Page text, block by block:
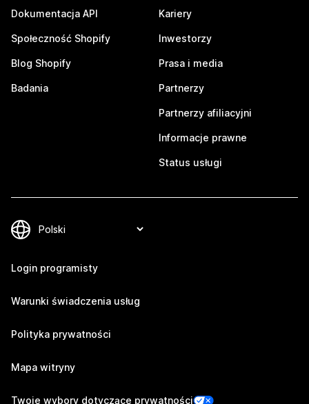
Dokumentacja API
Społeczność Shopify
Blog Shopify
Badania
Kariery
Inwestorzy
Prasa i media
Partnerzy
Partnerzy afiliacyjni
Informacje prawne
Status usługi
Login programisty
Warunki świadczenia usług
Polityka prywatności
Mapa witryny
Twoje wybory dotyczące prywatności